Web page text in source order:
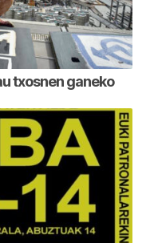
txosnen ganeko